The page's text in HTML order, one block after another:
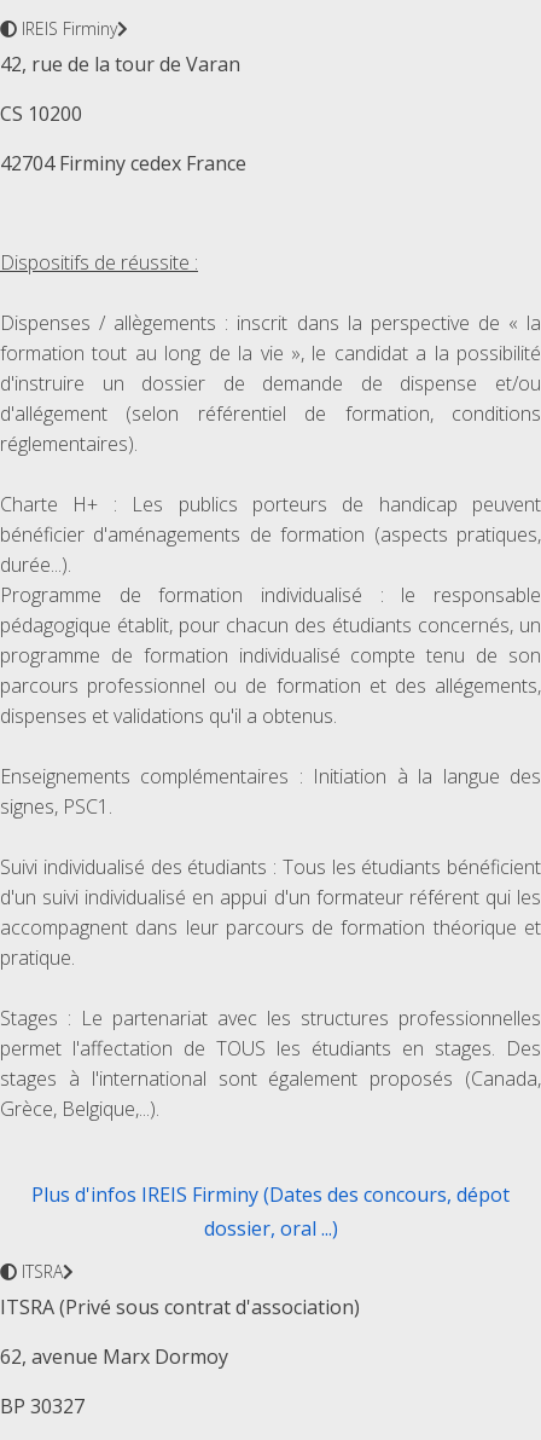
IREIS Firminy
42, rue de la tour de Varan
CS 10200
42704 Firminy cedex France
Dispositifs de réussite :
Dispenses / allègements : inscrit dans la perspective de « la
formation tout au long de la vie », le candidat a la possibilité
d'instruire un dossier de demande de dispense et/ou
d'allégement (selon référentiel de formation, conditions
réglementaires).
Charte H+ : Les publics porteurs de handicap peuvent
bénéficier d'aménagements de formation (aspects pratiques,
durée...).
Programme de formation individualisé : le responsable
pédagogique établit, pour chacun des étudiants concernés, un
programme de formation individualisé compte tenu de son
parcours professionnel ou de formation et des allégements,
dispenses et validations qu'il a obtenus.
Enseignements complémentaires : Initiation à la langue des
signes, PSC1.
Suivi individualisé des étudiants : Tous les étudiants bénéficient
d'un suivi individualisé en appui d'un formateur référent qui les
accompagnent dans leur parcours de formation théorique et
pratique.
Stages : Le partenariat avec les structures professionnelles
permet l'affectation de TOUS les étudiants en stages. Des
stages à l'international sont également proposés (Canada,
Grèce, Belgique,...).
Plus d'infos IREIS Firminy (Dates des concours, dépot
dossier, oral ...)
ITSRA
ITSRA (Privé sous contrat d'association)
62, avenue Marx Dormoy
BP 30327